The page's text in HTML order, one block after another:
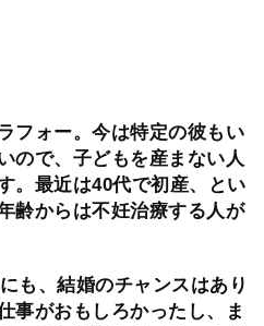
フォー。今は特定の彼もい
ので、子どもを産まない人
。最近は40代で初産、とい
齢からは不妊治療する人が
も、結婚のチャンスはあり
事がおもしろかったし、ま